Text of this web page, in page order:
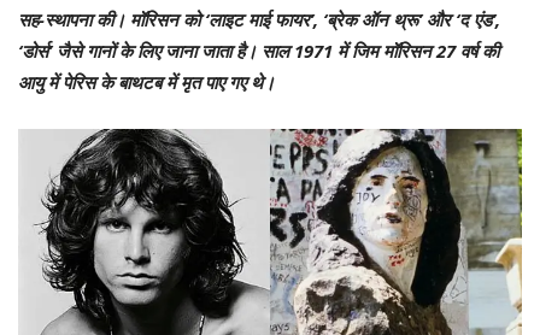
सह-स्थापना की। मॉरिसन को ‘लाइट माई फायर’, ‘ब्रेक ऑन थ्रू’ और ‘द एंड’,
‘डोर्स’ जैसे गानों के लिए जाना जाता है। साल 1971 में जिम मॉरिसन 27 वर्ष की
आयु में पेरिस के बाथटब में मृत पाए गए थे।